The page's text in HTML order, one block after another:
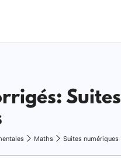
Suites
Maths Suites numériques